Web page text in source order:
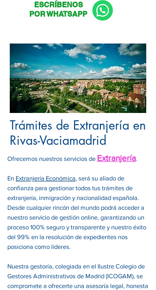
ESCRÍBENOS
POR WHATSAPP
Trámites de Extranjería en
Rivas-Vaciamadrid
Ofrecemos nuestros servicios de Extranjería.
En Extranjería Económica, será su aliado de
confianza para gestionar todos tus trámites de
extranjería, inmigración y nacionalidad española.
Desde cualquier rincón del mundo podrá acceder a
nuestro servicio de gestión online, garantizando un
proceso 100% seguro y transparente y nuestro éxito
del 99% en la resolución de expedientes nos
posiciona como líderes.
Nuestra gestoría, colegiada en el Ilustre Colegio de
Gestores Administrativos de Madrid (ICOGAM), se
compromete a ofrecerte una asesoría legal, honesta